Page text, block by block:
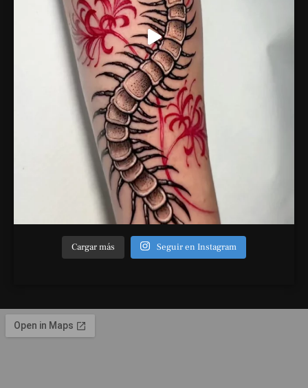
Cargar más Seguir en Instagram